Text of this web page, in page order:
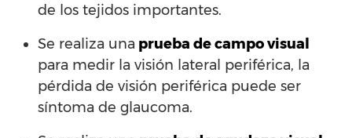
de los tejidos importantes.
Se realiza una prueba de campo visual
para medir la visión lateral periférica, la
pérdida de visión periférica puede ser
síntoma de glaucoma.